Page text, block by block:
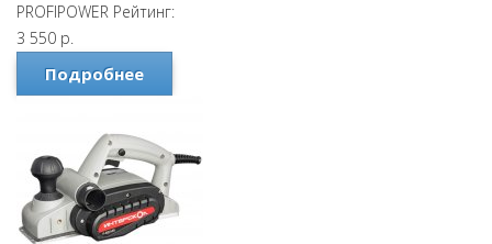
PROFIPOWER Рейтинг:
3 550 р.
Подробнее